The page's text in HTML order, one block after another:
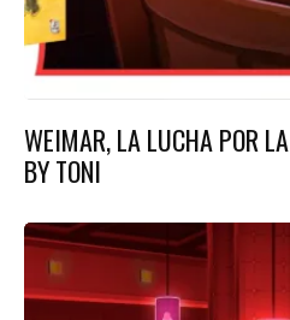
WEIMAR, LA LUCHA POR
BY TONI